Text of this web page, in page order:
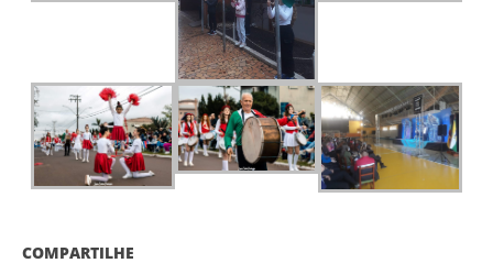
COMPARTILHE